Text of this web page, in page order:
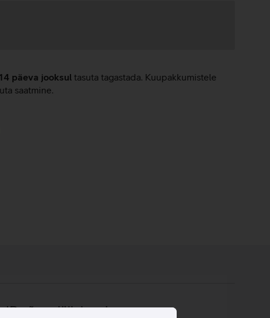
14 päeva jooksul tasuta tagastada. Kuupakkumistele
saatmine.
ID sõrmejäljelugeja.